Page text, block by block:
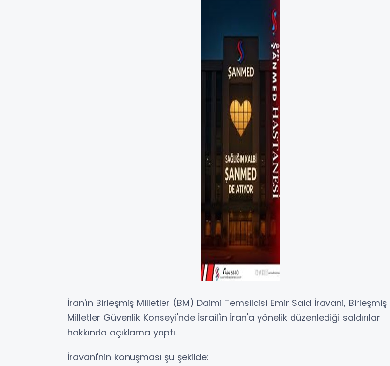
İran'ın Birleşmiş Milletler (BM) Daimi Temsilcisi Emir Said İravani, Birleşmiş
Milletler Güvenlik Konseyi'nde İsrail'in İran'a yönelik düzenlediği saldırılar
hakkında açıklama yaptı.
İravani'nin konuşması şu şekilde: